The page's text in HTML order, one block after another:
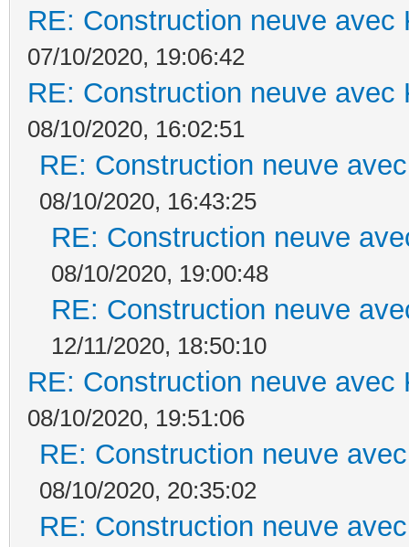
RE: Construction neuve avec
07/10/2020, 19:06:42
RE: Construction neuve avec
08/10/2020, 16:02:51
RE: Construction neuve
08/10/2020, 16:43:25
RE: Construction neuve
08/10/2020, 19:00:48
RE: Construction neuve
12/11/2020, 18:50:10
RE: Construction neuve avec
08/10/2020, 19:51:06
RE: Construction neuve
08/10/2020, 20:35:02
RE: Construction neuve